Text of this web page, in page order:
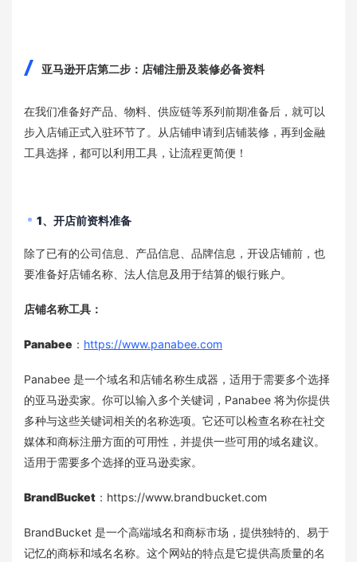
亚马逊开店第二步：店铺注册及装修必备资料
在我们准备好产品、物料、供应链等系列前期准备后，就可以
步入店铺正式入驻环节了。从店铺申请到店铺装修，再到金融
工具选择，都可以利用工具，让流程更简便！
1、开店前资料准备
除了已有的公司信息、产品信息、品牌信息，开设店铺前，也
要准备好店铺名称、法人信息及用于结算的银行账户。
店铺名称工具：
Panabee ： https://www.panabee.com
Panabee 是一个域名和店铺名称生成器，适用于需要多个选择
的亚马逊卖家。你可以输入多个关键词，Panabee 将为你提供
多种与这些关键词相关的名称选项。它还可以检查名称在社交
媒体和商标注册方面的可用性，并提供一些可用的域名建议。
适用于需要多个选择的亚马逊卖家。
BrandBucket ：https://www.brandbucket.com
BrandBucket 是一个高端域名和商标市场，提供独特的、易于
记忆的商标和域名名称。这个网站的特点是它提供高质量的名